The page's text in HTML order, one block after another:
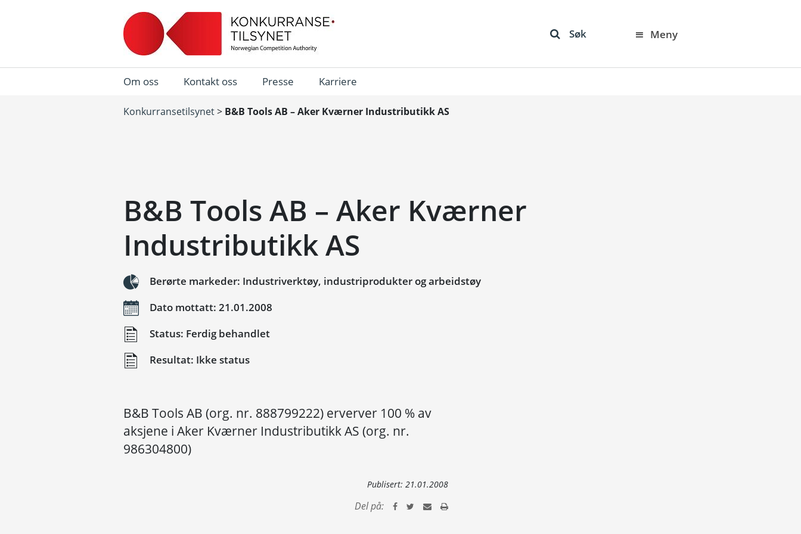
Søk Meny
Om oss Kontakt oss Presse Karriere
Konkurransetilsynet> B&B Tools AB – Aker Kværner Industributikk AS
B&B Tools AB – Aker Kværner
Industributikk AS
Berørte markeder: Industriverktøy, industriprodukter og arbeidstøy
Dato mottatt: 21.01.2008
Status: Ferdig behandlet
Resultat: Ikke status
B&B Tools AB (org. nr. 888799222) erverver 100 % av
aksjene i Aker Kværner Industributikk AS (org. nr.
986304800)
Publisert: 21.01.2008
Del på: